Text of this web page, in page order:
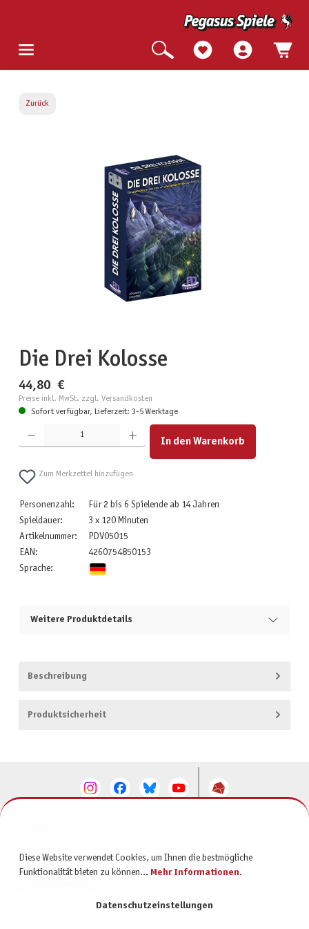
Zurück
Die Drei Kolosse
44,80 €
Preise inkl. MwSt. zzgl. Versandkosten
Sofort verfügbar, Lieferzeit: 3-5 Werktage
Produkt Anzahl: Gib den gewünschten Wert ein oder benutze die Schaltflächen um die Anzahl zu
In den Warenkorb
Zum Merkzettel hinzufügen
Personenzahl:
Für 2 bis 6 Spielende ab 14 Jahren
Spieldauer:
3 x 120 Minuten
Artikelnummer:
PDV05015
EAN:
4260754850153
Sprache:
Weitere Produktdetails
Beschreibung
Produktsicherheit
SERVICE
Diese Website verwendet Cookies, um Ihnen die bestmögliche
Funktionalität bieten zu können... Mehr Informationen.
Datenschutzeinstellungen